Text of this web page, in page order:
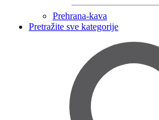
Prehrana-kava
Pretražite sve kategorije